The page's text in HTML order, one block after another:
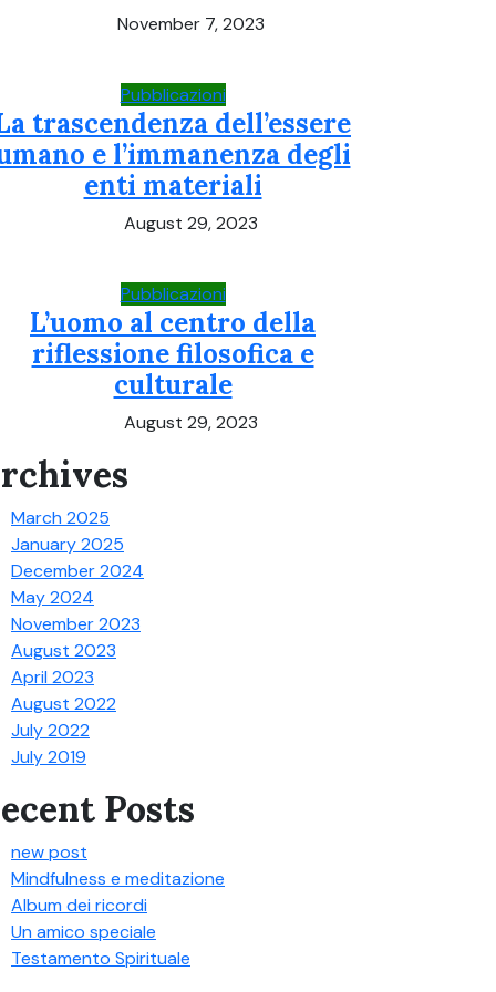
November 7, 2023
Pubblicazioni
trascendenza dell’essere
e l’immanenza degli
enti materiali
August 29, 2023
Pubblicazioni
L’uomo al centro della
riflessione filosofica e
culturale
August 29, 2023
March 2025
January 2025
December 2024
May 2024
November 2023
August 2023
April 2023
August 2022
July 2022
July 2019
Posts
new post
Mindfulness e meditazione
Album dei ricordi
Un amico speciale
Testamento Spirituale